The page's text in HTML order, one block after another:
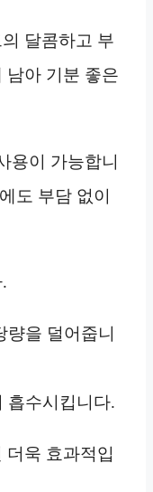
달콤하고 부
남아 기분 좋은
용이 가능합니
도 부담 없이
을 덜어줍니
흡수시킵니다.
더욱 효과적입